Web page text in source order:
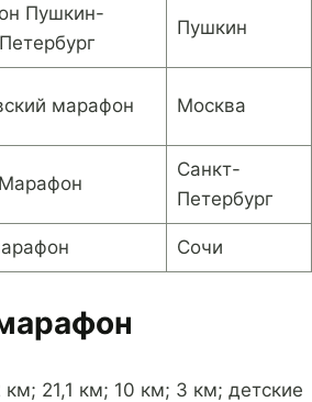
Пушкин-
Пушкин
марафон Москва
Санкт-
Петербург
Сочи
км; 21,1 км; 10 км; 3 км; детские